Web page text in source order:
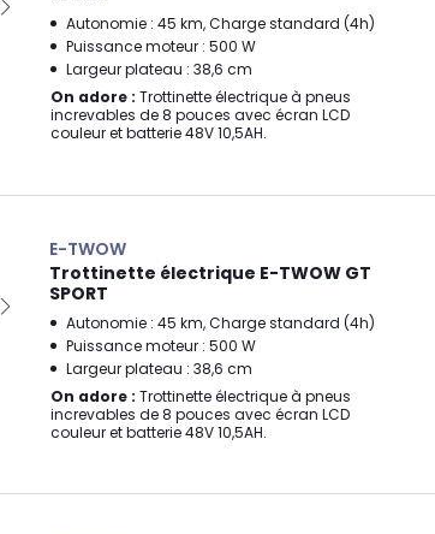
Autonomie : 45 km, Charge standard (4h)
Puissance moteur : 500 W
Largeur plateau : 38,6 cm
On adore : Trottinette électrique à pneus
increvables de 8 pouces avec écran LCD
couleur et batterie 48V 10,5AH.
E-TWOW
Trottinette électrique E-TWOW GT
SPORT
Autonomie : 45 km, Charge standard (4h)
Puissance moteur : 500 W
Largeur plateau : 38,6 cm
On adore : Trottinette électrique à pneus
increvables de 8 pouces avec écran LCD
couleur et batterie 48V 10,5AH.